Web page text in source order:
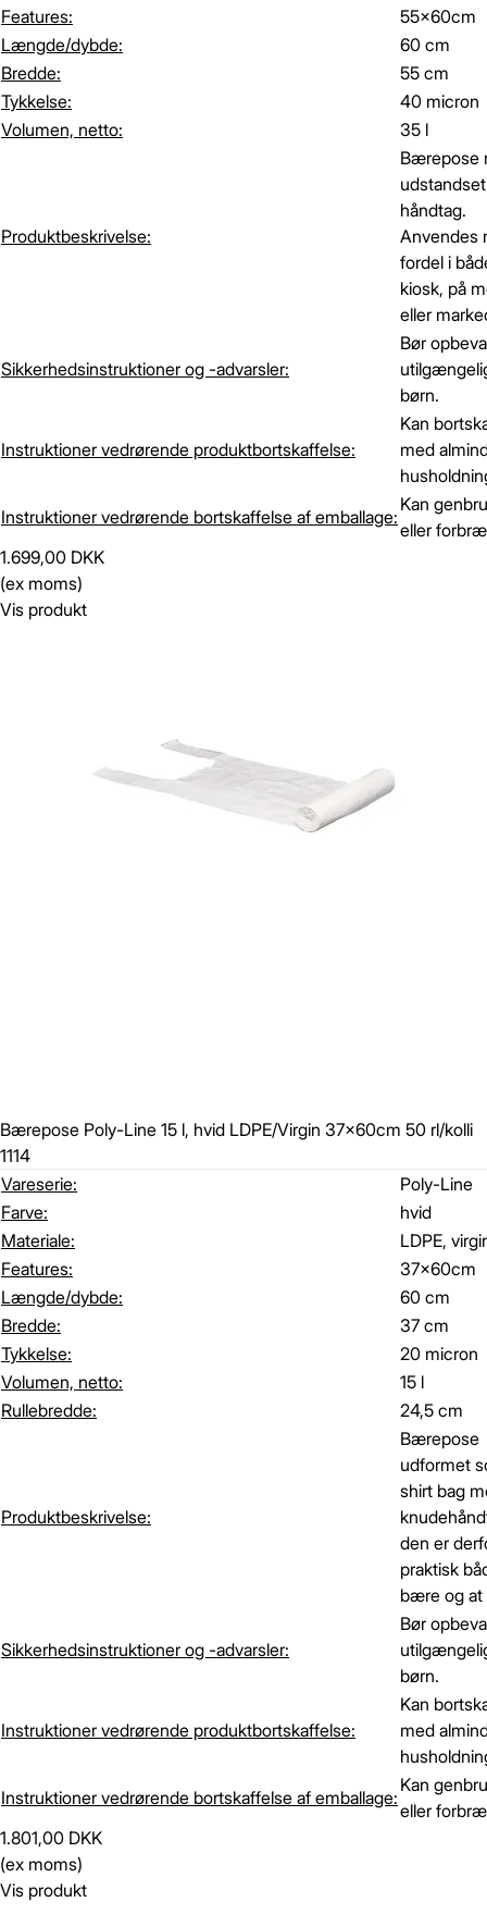
Features:
55x60cm
Længde/dybde:
60 cm
Bredde:
55 cm
Tykkelse:
40 micron
Volumen, netto:
35 l
Produktbeskrivelse:
Bærepose
udstandset
håndtag.
Anvendes
fordel i
kiosk, på
eller
Sikkerhedsinstruktioner og -advarsler:
Bør
børn.
Instruktioner vedrørende produktbortskaffelse:
Kan
med
Instruktioner vedrørende bortskaffelse af emballage:
Kan
eller
1.699,00 DKK
(ex moms)
Vis produkt
Bærepose Poly-Line 15 l, hvid LDPE/Virgin 37x60cm 50 rl/kolli
1114
Vareserie:
Poly-Line
Farve:
hvid
Materiale:
LDPE,
Features:
37x60cm
Længde/dybde:
60 cm
Bredde:
37 cm
Tykkelse:
20 micron
Volumen, netto:
15 l
Rullebredde:
24,5 cm
Produktbeskrivelse:
Bærepose
udformet
shirt bag
den er
praktisk
bære og at
Sikkerhedsinstruktioner og -advarsler:
Bør
børn.
Instruktioner vedrørende produktbortskaffelse:
Kan
med
Instruktioner vedrørende bortskaffelse af emballage:
Kan
eller
1.801,00 DKK
(ex moms)
Vis produkt